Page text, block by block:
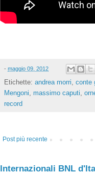
- maggio 09, 2012
Etichette: andrea morri, conte
Mengoni, massimo caputi,
record
Post più recente
Internazionali BNL